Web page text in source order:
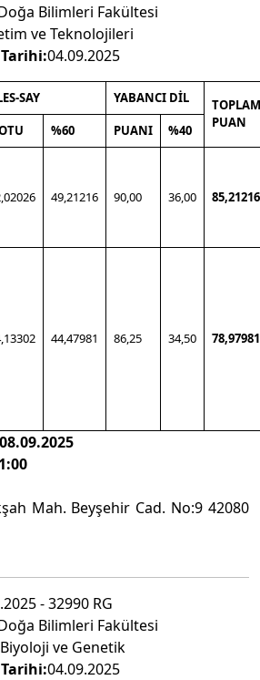
Bilimleri Fakültesi
ve Teknolojileri
04.09.2025
SAY YABANCI DİL
TOPLAM
PUAN
%60 PUANI %40
49,21216 90,00 36,00 85,21216
44,47981 86,25 34,50 78,97981
08.09.2025
Mah. Beyşehir Cad. No:9 42080
- 32990 RG
Bilimleri Fakültesi
ve Genetik
04.09.2025